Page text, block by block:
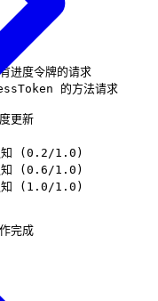
度令牌的请求
的方法请求
更新
(0.2/1.0)
(0.6/1.0)
(1.0/1.0)
完成